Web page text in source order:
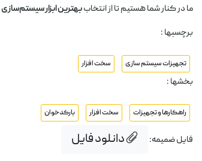
ما در کنار شما هستیم تا از انتخاببهترین ابزار سیستم‌سازی
برچسبها :
تجهیزات سیستم سازی سخت افزار
بخشها :
راهکارها و تجهیزات سخت افزار بارکدخوان
فایل ضمیمه: دانلود فایل